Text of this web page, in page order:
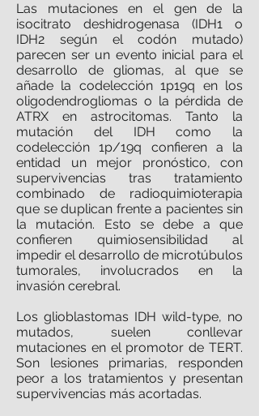
Las mutaciones en el gen de la
isocitrato deshidrogenasa (IDH1 o
IDH2 según el codón mutado)
parecen ser un evento inicial para el
desarrollo de gliomas, al que se
añade la codelección 1p19q en los
oligodendrogliomas o la pérdida de
ATRX en astrocitomas. Tanto la
mutación del IDH como la
codelección 1p/19q confieren a la
entidad un mejor pronóstico, con
supervivencias tras tratamiento
combinado de radioquimioterapia
que se duplican frente a pacientes sin
la mutación. Esto se debe a que
confieren quimiosensibilidad al
impedir el desarrollo de microtúbulos
tumorales, involucrados en la
invasión cerebral.
Los glioblastomas IDH wild-type, no
mutados, suelen conllevar
mutaciones en el promotor de TERT.
Son lesiones primarias, responden
peor a los tratamientos y presentan
supervivencias más acortadas.